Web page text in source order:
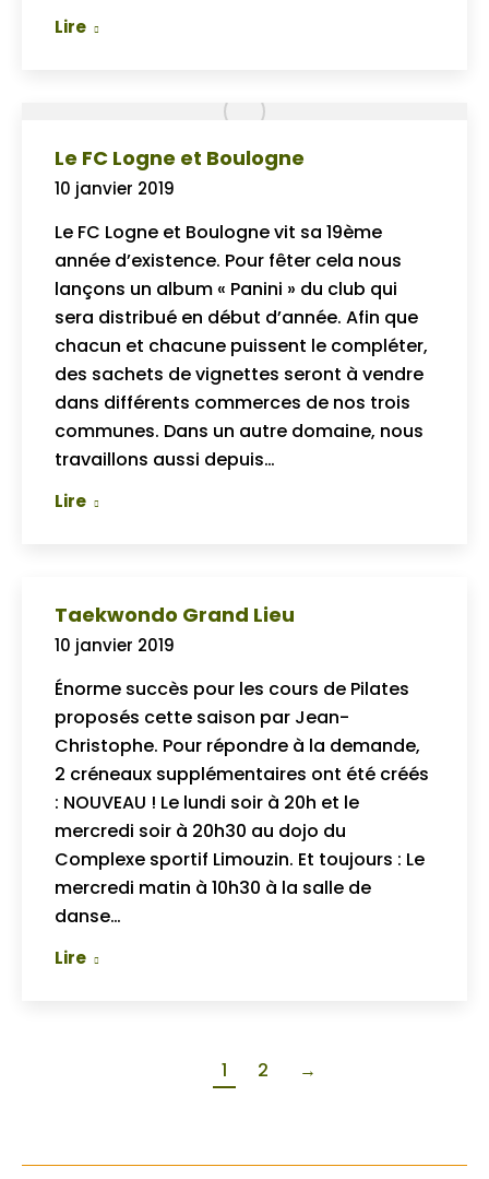
Lire
Le FC Logne et Boulogne
10 janvier 2019
Le FC Logne et Boulogne vit sa 19ème
année d’existence. Pour fêter cela nous
lançons un album « Panini » du club qui
sera distribué en début d’année. Afin que
chacun et chacune puissent le compléter,
des sachets de vignettes seront à vendre
dans différents commerces de nos trois
communes. Dans un autre domaine, nous
travaillons aussi depuis…
Lire
Taekwondo Grand Lieu
10 janvier 2019
Énorme succès pour les cours de Pilates
proposés cette saison par Jean-
Christophe. Pour répondre à la demande,
2 créneaux supplémentaires ont été créés
: NOUVEAU ! Le lundi soir à 20h et le
mercredi soir à 20h30 au dojo du
Complexe sportif Limouzin. Et toujours : Le
mercredi matin à 10h30 à la salle de
danse…
Lire
1 2 →